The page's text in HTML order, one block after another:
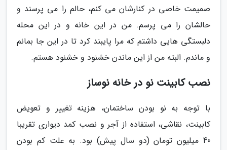
صمیمت خاصی در کنارشان می کنم، حالم را می پرسند و
حالشان را می پرسم. من در این خانه و در این محله
دلبستگی هایی داشتم که مرا پایبند کرد تا در این جا بمانم
و ماندم. البته من از این ماندن خشنود و خشنود هستم.
نصب کابینت نو در خانه نوساز
با توجه به نو بودن ساختمان، هزینه تغییر و تعویض
کابینت، نقاشی، استفاده از آجر و نصب کمد دیواری تقریبا
40 میلیون تومان (دو سال پیش) بود. به علت کم بودن